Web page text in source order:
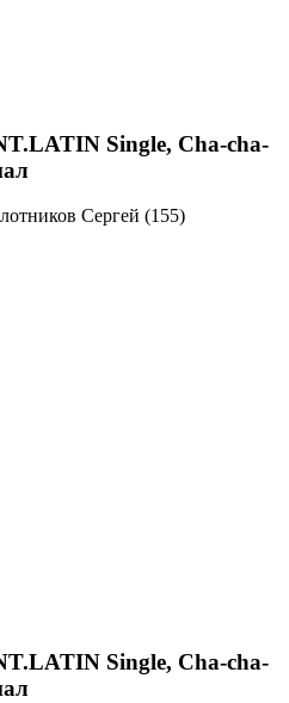
Single, Cha-cha-
Сергей (155)
Single, Cha-cha-